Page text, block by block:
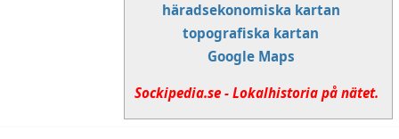
häradsekonomiska kartan
topografiska kartan
Google Maps
Sockipedia.se - Lokalhistoria på nätet.